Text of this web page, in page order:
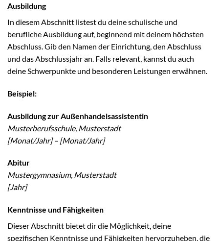
Ausbildung
In diesem Abschnitt listest du deine schulische und
berufliche Ausbildung auf, beginnend mit deinem höchsten
Abschluss. Gib den Namen der Einrichtung, den Abschluss
und das Abschlussjahr an. Falls relevant, kannst du auch
deine Schwerpunkte und besonderen Leistungen erwähnen.
Beispiel:
Ausbildung zur Außenhandelsassistentin
Musterberufsschule, Musterstadt
[Monat/Jahr] – [Monat/Jahr]
Abitur
Mustergymnasium, Musterstadt
[Jahr]
Kenntnisse und Fähigkeiten
Dieser Abschnitt bietet dir die Möglichkeit, deine
spezifischen Kenntnisse und Fähigkeiten hervorzuheben, die